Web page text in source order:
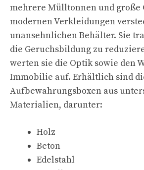
mehrere Mülltonnen und große
modernen Verkleidungen
unansehnlichen Behälter. Sie
die Geruchsbildung zu
werten sie die Optik sowie den
Immobilie auf. Erhältlich sind
Aufbewahrungsboxen aus
Materialien, darunter:
Holz
Beton
Edelstahl